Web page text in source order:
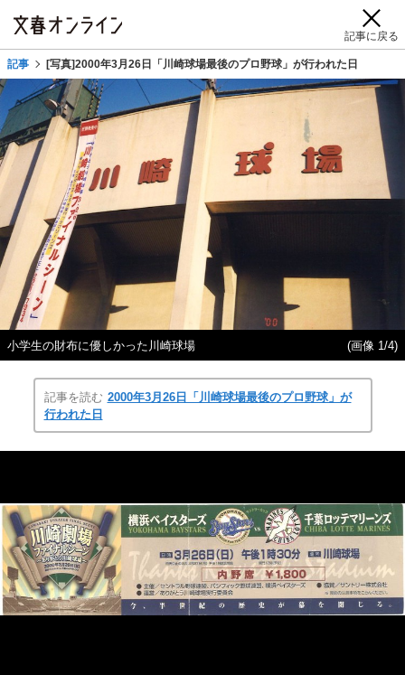
記事に戻る
記事 [写真]2000年3月26日「川崎球場最後のプロ野球」が行われた日
小学生の財布に優しかった川崎球場 (画像 1/4)
記事を読む 2000年3月26日「川崎球場最後のプロ野球」が
行われた日